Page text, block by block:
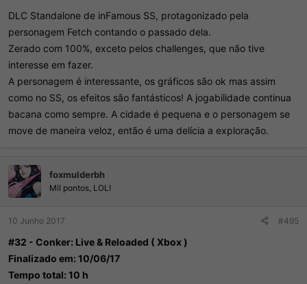
DLC Standalone de inFamous SS, protagonizado pela
personagem Fetch contando o passado dela.
Zerado com 100%, exceto pelos challenges, que não tive
interesse em fazer.
A personagem é interessante, os gráficos são ok mas assim
como no SS, os efeitos são fantásticos! A jogabilidade continua
bacana como sempre. A cidade é pequena e o personagem se
move de maneira veloz, então é uma delícia a exploração.
foxmulderbh
Mil pontos, LOL!
10 Junho 2017 #495
#32 - Conker: Live & Reloaded ( Xbox )
Finalizado em: 10/06/17
Tempo total: 10 h